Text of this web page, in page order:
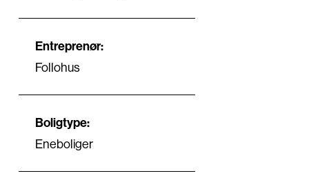
Entreprenør:
Follohus
Boligtype:
Eneboliger